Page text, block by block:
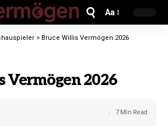
Aa
> Bruce Willis Vermögen 2026
2026
7 Min Read